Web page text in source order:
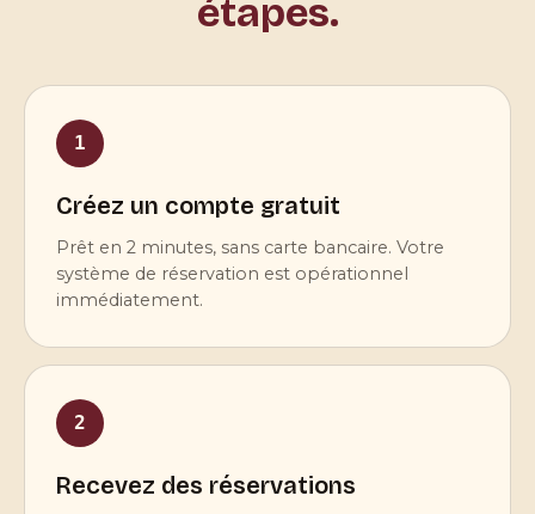
étapes.
1
Créez un compte gratuit
Prêt en 2 minutes, sans carte bancaire. Votre
système de réservation est opérationnel
immédiatement.
2
Recevez des réservations